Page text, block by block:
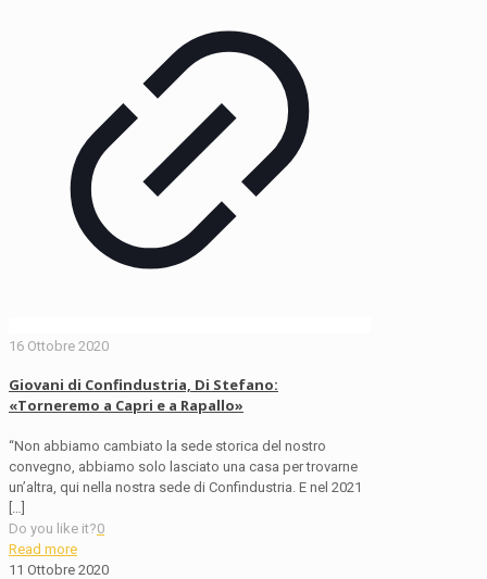
16 Ottobre 2020
Giovani di Confindustria, Di Stefano:
«Torneremo a Capri e a Rapallo»
“Non abbiamo cambiato la sede storica del nostro
convegno, abbiamo solo lasciato una casa per trovarne
un’altra, qui nella nostra sede di Confindustria. E nel 2021
Do you like it?0
Read more
11 Ottobre 2020